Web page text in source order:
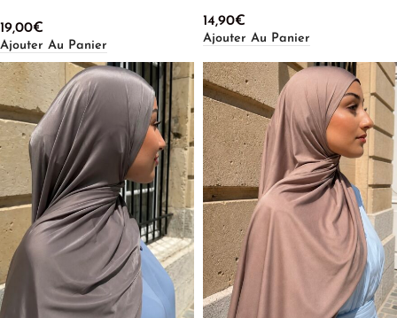
19,00€
Ajouter Au Panier
14,90€
Ajouter Au Panier